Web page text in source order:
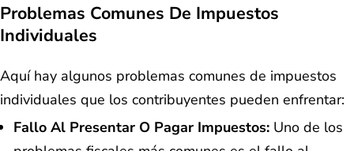
Problemas Comunes De Impuestos
Individuales
Aquí hay algunos problemas comunes de impuestos
individuales que los contribuyentes pueden enfrentar:
Fallo Al Presentar O Pagar Impuestos: Uno de los